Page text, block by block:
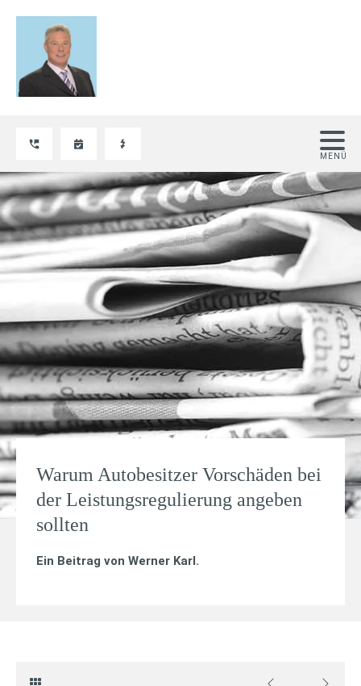
Warum Autobesitzer Vorschäden bei
der Leistungsregulierung angeben
sollten
Ein Beitrag von Werner Karl.